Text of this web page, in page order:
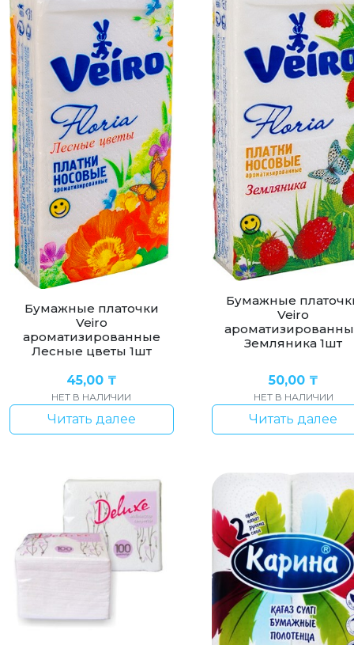
Бумажные платочки
Veiro
ароматизированные
Лесные цветы 1шт
45,00 ₸
НЕТ В НАЛИЧИИ
Читать далее
Бумажные
Veiro
Земляника 1шт
50,00 ₸
НЕТ В НАЛИЧИИ
Читать далее